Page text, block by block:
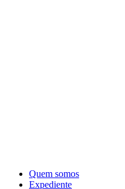
Quem somos
Expediente